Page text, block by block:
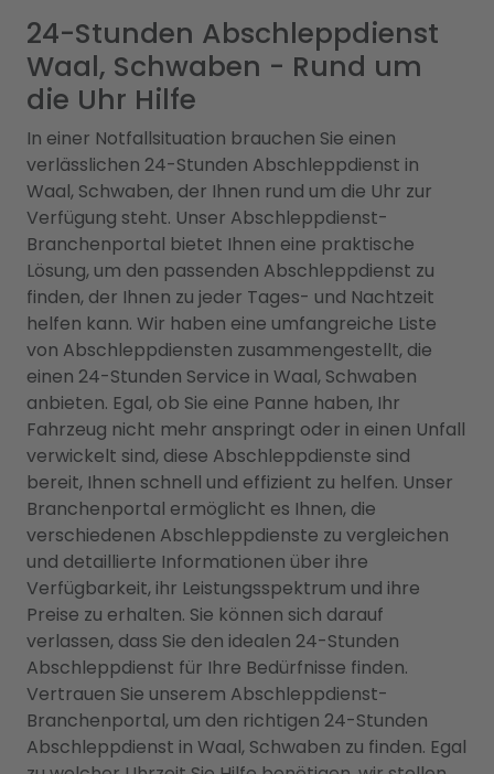
24-Stunden Abschleppdienst
Waal, Schwaben - Rund um
die Uhr Hilfe
In einer Notfallsituation brauchen Sie einen
verlässlichen 24-Stunden Abschleppdienst in
Waal, Schwaben, der Ihnen rund um die Uhr zur
Verfügung steht. Unser Abschleppdienst-
Branchenportal bietet Ihnen eine praktische
Lösung, um den passenden Abschleppdienst zu
finden, der Ihnen zu jeder Tages- und Nachtzeit
helfen kann. Wir haben eine umfangreiche Liste
von Abschleppdiensten zusammengestellt, die
einen 24-Stunden Service in Waal, Schwaben
anbieten. Egal, ob Sie eine Panne haben, Ihr
Fahrzeug nicht mehr anspringt oder in einen Unfall
verwickelt sind, diese Abschleppdienste sind
bereit, Ihnen schnell und effizient zu helfen. Unser
Branchenportal ermöglicht es Ihnen, die
verschiedenen Abschleppdienste zu vergleichen
und detaillierte Informationen über ihre
Verfügbarkeit, ihr Leistungsspektrum und ihre
Preise zu erhalten. Sie können sich darauf
verlassen, dass Sie den idealen 24-Stunden
Abschleppdienst für Ihre Bedürfnisse finden.
Vertrauen Sie unserem Abschleppdienst-
Branchenportal, um den richtigen 24-Stunden
Abschleppdienst in Waal, Schwaben zu finden. Egal